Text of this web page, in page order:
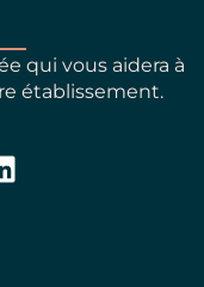
qui vous aidera à
établissement.
L
i